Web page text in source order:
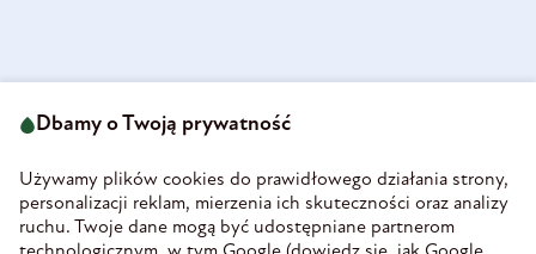
58-160 Świebodzice
REGON 890213034
INFORMACJE
Dbamy o Twoją prywatność
Używamy plików cookies do prawidłowego działania strony,
personalizacji reklam, mierzenia ich skuteczności oraz analizy
ruchu. Twoje dane mogą być udostępniane partnerom